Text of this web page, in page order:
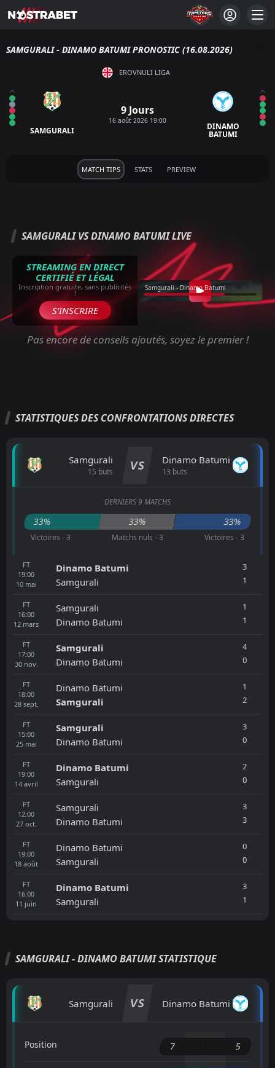
SAMGURALI - DINAMO BATUMI PRONOSTIC (16.08.2026)
EROVNULI LIGA
SAMGURALI
9 Jours
16 août 2026 19:00
DINAMO
BATUMI
MATCH TIPS STATS PREVIEW
SAMGURALI VS DINAMO BATUMI LIVE
STREAMING EN DIRECT
CERTIFIÉ ET LÉGAL
Inscription gratuite, sans publicités
!
S’INSCRIRE
Samgurali - Dinamo Batumi
Pas encore de conseils ajoutés, soyez le premier !
STATISTIQUES DES CONFRONTATIONS DIRECTES
Samgurali
15 buts VS Dinamo Batumi
13 buts
DERNIERS 9 MATCHS
33% 33% 33%
Victoires - 3 Matchs nuls - 3 Victoires - 3
FT
19:00
10 mai
Dinamo Batumi
Samgurali
3
1
FT
16:00
12 mars
Samgurali
Dinamo Batumi
1
1
FT
17:00
30 nov.
Samgurali
Dinamo Batumi
4
0
FT
18:00
28 sept.
Dinamo Batumi
Samgurali
1
2
FT
15:00
25 mai
Samgurali
Dinamo Batumi
3
0
FT
19:00
14 avril
Dinamo Batumi
Samgurali
2
0
FT
12:00
27 oct.
Samgurali
Dinamo Batumi
3
3
FT
19:00
18 août
Dinamo Batumi
Samgurali
0
0
FT
16:00
11 juin
Dinamo Batumi
Samgurali
3
1
SAMGURALI - DINAMO BATUMI STATISTIQUE
Samgurali VS Dinamo Batumi
Position 7 5